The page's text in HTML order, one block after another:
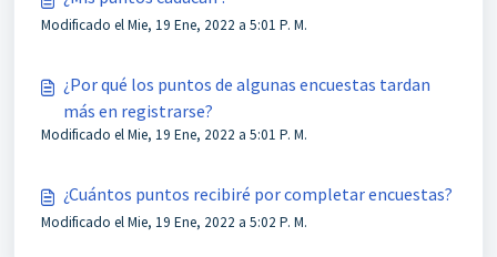
Modificado el Mie, 19 Ene, 2022 a 5:01 P. M.
¿Por qué los puntos de algunas encuestas tardan
más en registrarse?
Modificado el Mie, 19 Ene, 2022 a 5:01 P. M.
¿Cuántos puntos recibiré por completar encuestas?
Modificado el Mie, 19 Ene, 2022 a 5:02 P. M.